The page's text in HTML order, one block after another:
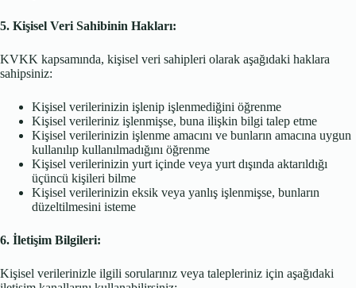
5. Kişisel Veri Sahibinin Hakları:
KVKK kapsamında, kişisel veri sahipleri olarak aşağıdaki haklara
sahipsiniz:
Kişisel verilerinizin işlenip işlenmediğini öğrenme
Kişisel verileriniz işlenmişse, buna ilişkin bilgi talep etme
Kişisel verilerinizin işlenme amacını ve bunların amacına uygun
kullanılıp kullanılmadığını öğrenme
Kişisel verilerinizin yurt içinde veya yurt dışında aktarıldığı
üçüncü kişileri bilme
Kişisel verilerinizin eksik veya yanlış işlenmişse, bunların
düzeltilmesini isteme
6. İletişim Bilgileri:
Kişisel verilerinizle ilgili sorularınız veya talepleriniz için aşağıdaki